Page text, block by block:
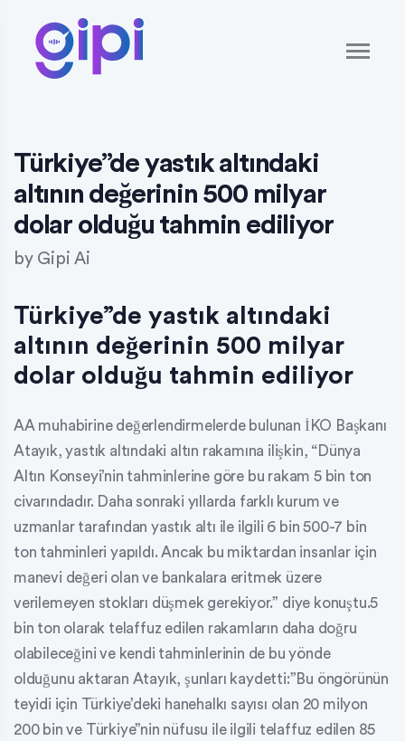
Türkiye”de yastık altındaki
altının değerinin 500 milyar
dolar olduğu tahmin ediliyor
by Gipi Ai
Türkiye”de yastık altındaki
altının değerinin 500 milyar
dolar olduğu tahmin ediliyor
AA muhabirine değerlendirmelerde bulunan İKO Başkanı
Atayık, yastık altındaki altın rakamına ilişkin, “Dünya
Altın Konseyi’nin tahminlerine göre bu rakam 5 bin ton
civarındadır. Daha sonraki yıllarda farklı kurum ve
uzmanlar tarafından yastık altı ile ilgili 6 bin 500-7 bin
ton tahminleri yapıldı. Ancak bu miktardan insanlar için
manevi değeri olan ve bankalara eritmek üzere
verilemeyen stokları düşmek gerekiyor.” diye konuştu.5
bin ton olarak telaffuz edilen rakamların daha doğru
olabileceğini ve kendi tahminlerinin de bu yönde
olduğunu aktaran Atayık, şunları kaydetti:”Bu öngörünün
teyidi için Türkiye’deki hanehalkı sayısı olan 20 milyon
200 bin ve Türkiye”nin nüfusu ile ilgili telaffuz edilen 85